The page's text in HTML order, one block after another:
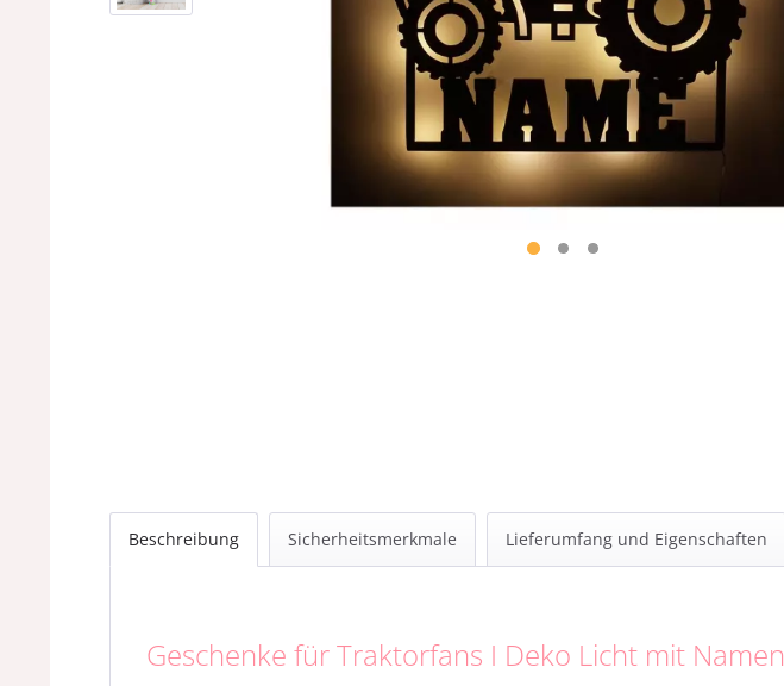
Beschreibung Sicherheitsmerkmale Lieferumfang und Eigenschaften
Geschenke für Traktorfans I Deko Licht mit Namen